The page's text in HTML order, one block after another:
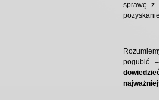
sprawę z
pogubić